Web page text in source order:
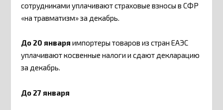
сотрудниками уплачивают страховые взносы в СФР
«на травматизм» за декабрь.
До 20 январяимпортеры товаров из стран ЕАЭС
уплачивают косвенные налоги и сдают декларацию
за декабрь.
До 27 января